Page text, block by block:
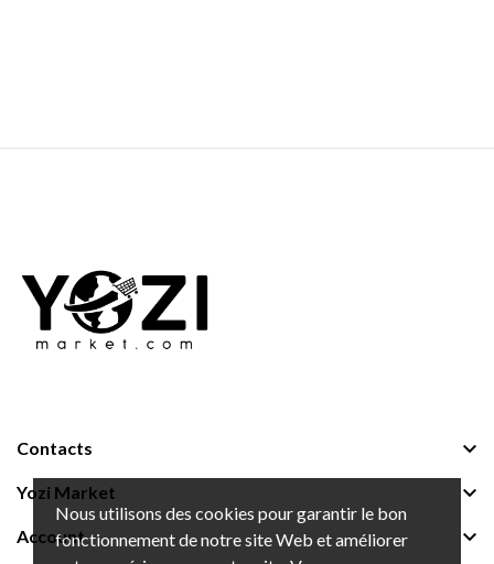
Nous utilisons des cookies pour garantir le bon
fonctionnement de notre site Web et améliorer
Contacts 
Yozi Market 
Account 